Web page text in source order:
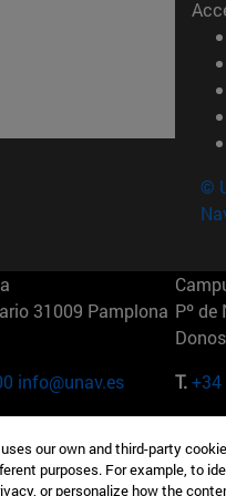
©
31009 Pamplona
info@unav.es
Pº
T.+34
3 28023
165
EE.UU
our own and third-party
purposes. For example, to
or personalize how the